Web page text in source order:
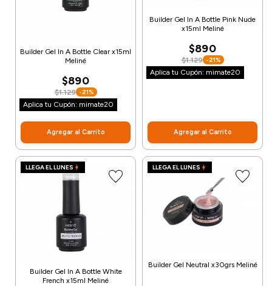
Builder Gel In A Bottle Clear x15ml
Meliné
$890
$1.129 -21%
Aplica tu Cupón: mimate20
Agregar al Carrito
Builder Gel In A Bottle Pink Nude
x15ml Meliné
$890
$1.129 -21%
Aplica tu Cupón: mimate20
Agregar al Carrito
LLEGA EL LUNES
Builder Gel In A Bottle White
French x15ml Meliné
LLEGA EL LUNES
Builder Gel Neutral x30grs Meliné